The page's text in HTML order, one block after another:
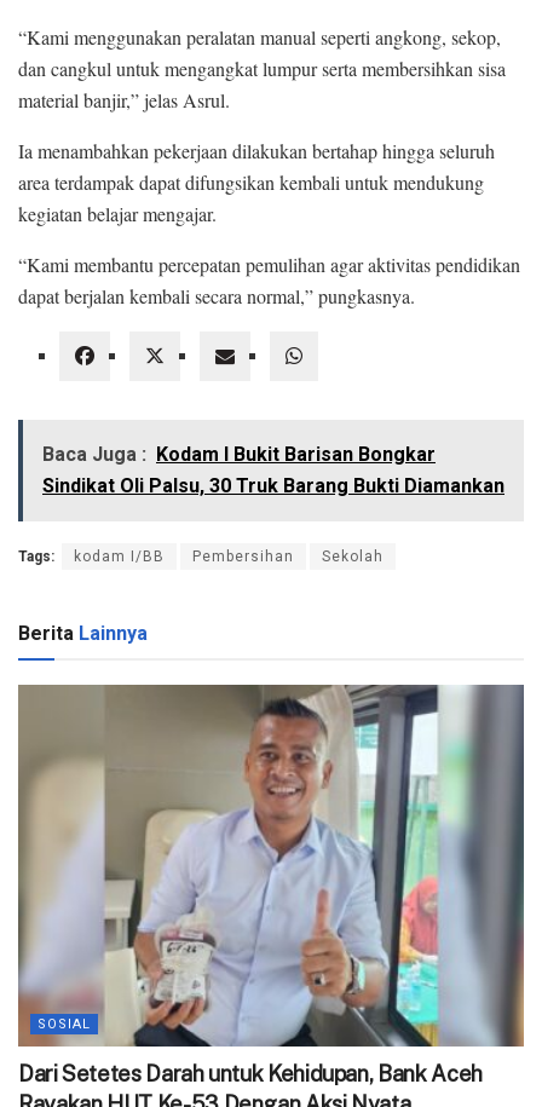
“Kami menggunakan peralatan manual seperti angkong, sekop,
dan cangkul untuk mengangkat lumpur serta membersihkan sisa
material banjir,” jelas Asrul.
Ia menambahkan pekerjaan dilakukan bertahap hingga seluruh
area terdampak dapat difungsikan kembali untuk mendukung
kegiatan belajar mengajar.
“Kami membantu percepatan pemulihan agar aktivitas pendidikan
dapat berjalan kembali secara normal,” pungkasnya.
Baca Juga : Kodam I Bukit Barisan Bongkar
Sindikat Oli Palsu, 30 Truk Barang Bukti Diamankan
Tags: kodam I/BB Pembersihan Sekolah
Berita Lainnya
SOSIAL
Dari Setetes Darah untuk Kehidupan, Bank Aceh